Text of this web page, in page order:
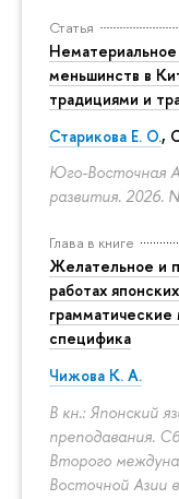
Статья
меньшинств в
традициями и
Старикова Е. О.,
Юго-Восточная
развития. 2026.
Глава в книге
Желательное и
работах
специфика
Чижова К. А.
В кн.: Японский
преподавания.
Второго
Восточной Азии